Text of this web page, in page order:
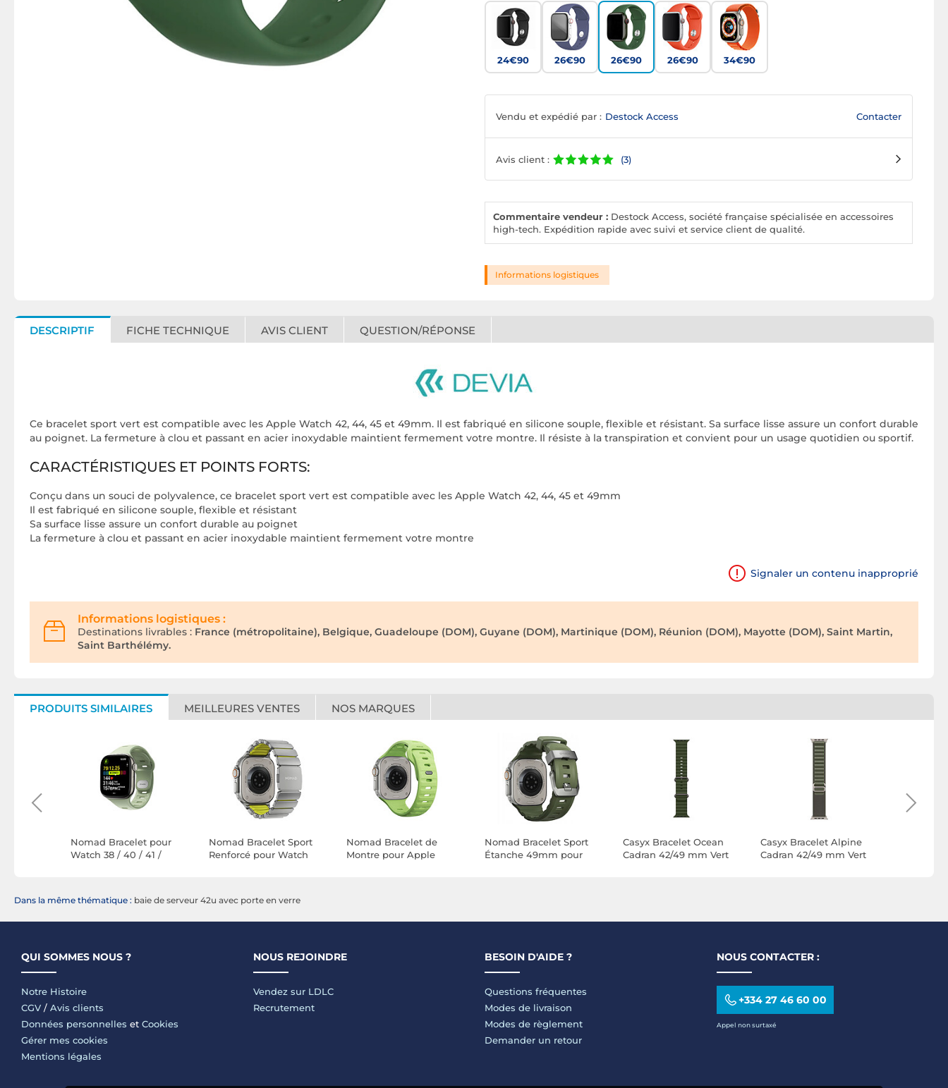
24€90 26€90 26€90 26€90 34€90
Vendu et expédié par : Destock Access Contacter
Avis client : (3)
Commentaire vendeur : Destock Access, société française spécialisée en accessoires
high-tech. Expédition rapide avec suivi et service client de qualité.
Informations logistiques
DESCRIPTIF FICHE TECHNIQUE AVIS CLIENT QUESTION/RÉPONSE
Ce bracelet sport vert est compatible avec les Apple Watch 42, 44, 45 et 49mm. Il est fabriqué en silicone souple, flexible et résistant. Sa surface lisse assure un confort durable
au poignet. La fermeture à clou et passant en acier inoxydable maintient fermement votre montre. Il résiste à la transpiration et convient pour un usage quotidien ou sportif.
CARACTÉRISTIQUES ET POINTS FORTS:
Conçu dans un souci de polyvalence, ce bracelet sport vert est compatible avec les Apple Watch 42, 44, 45 et 49mm
Il est fabriqué en silicone souple, flexible et résistant
Sa surface lisse assure un confort durable au poignet
La fermeture à clou et passant en acier inoxydable maintient fermement votre montre
Signaler un contenu inapproprié
Informations logistiques :
Destinations livrables : France (métropolitaine), Belgique, Guadeloupe (DOM), Guyane (DOM), Martinique (DOM), Réunion (DOM), Mayotte (DOM), Saint Martin,
Saint Barthélémy.
PRODUITS SIMILAIRES MEILLEURES VENTES NOS MARQUES
Nomad Bracelet pour
Watch 38 / 40 / 41 /
Nomad Bracelet Sport
Renforcé pour Watch
Nomad Bracelet de
Montre pour Apple
Nomad Bracelet Sport
Étanche 49mm pour
Casyx Bracelet Ocean
Cadran 42/49 mm Vert
Casyx Bracelet Alpine
Cadran 42/49 mm Vert
Dans la même thématique : baie de serveur 42u avec porte en verre
QUI SOMMES NOUS ?
Notre Histoire
CGV / Avis clients
Données personnelles et Cookies
Gérer mes cookies
Mentions légales
NOUS REJOINDRE
Vendez sur LDLC
Recrutement
BESOIN D'AIDE ?
Questions fréquentes
Modes de livraison
Modes de règlement
Demander un retour
NOUS CONTACTER :
+334 27 46 60 00
Appel non surtaxé